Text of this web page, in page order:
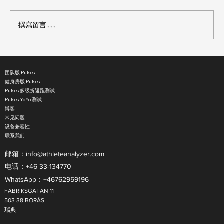
动员页面正式上线
撰寫留言......
团队版 Pulses
健身房版 Pulses
Pulses 多级折返跑测试
Pulses YoYo 测试
博客
常见问题
设备兼容性
联系我们
邮箱： info@athleteanalyzer.com
电话：+46 33-134770​
WhatsApp：+46762959196
FABRIKSGATAN 11
503 38 BORÅS
瑞典